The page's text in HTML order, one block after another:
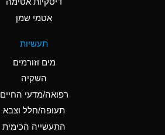
Ammonia Gas (hot)
Ammonium Hydroxide
A
אטמי שמן
תעשיות
מים וזורמים
השקיה
רפואה/מדעי החיים
תעופה/חלל וצבא
התעשייה הכימית